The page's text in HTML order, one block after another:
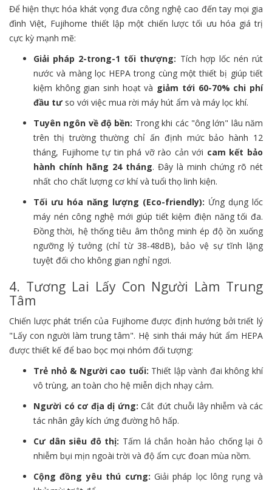
Để hiện thực hóa khát vọng đưa công nghệ cao đến tay mọi gia
đình Việt, Fujihome thiết lập một chiến lược tối ưu hóa giá trị
cực kỳ mạnh mẽ:
Giải pháp 2-trong-1 tối thượng: Tích hợp lốc nén rút
nước và màng lọc HEPA trong cùng một thiết bị giúp tiết
kiệm không gian sinh hoạt và giảm tới 60-70% chi phí
đầu tưso với việc mua rời máy hút ẩm và máy lọc khí.
Tuyên ngôn về độ bền: Trong khi các "ông lớn" lâu năm
trên thị trường thường chỉ ấn định mức bảo hành 12
tháng, Fujihome tự tin phá vỡ rào cản với cam kết bảo
hành chính hãng 24 tháng. Đây là minh chứng rõ nét
nhất cho chất lượng cơ khí và tuổi thọ linh kiện.
Tối ưu hóa năng lượng (Eco-friendly): Ứng dụng lốc
máy nén công nghệ mới giúp tiết kiệm điện năng tối đa.
Đồng thời, hệ thống tiêu âm thông minh ép độ ồn xuống
ngưỡng lý tưởng (chỉ từ 38-48dB), bảo vệ sự tĩnh lặng
tuyệt đối cho không gian nghỉ ngơi.
4. Tương Lai Lấy Con Người Làm Trung
Tâm
Chiến lược phát triển của Fujihome được định hướng bởi triết lý
"Lấy con người làm trung tâm". Hệ sinh thái máy hút ẩm HEPA
được thiết kế để bao bọc mọi nhóm đối tượng:
Trẻ nhỏ & Người cao tuổi: Thiết lập vành đai không khí
vô trùng, an toàn cho hệ miễn dịch nhạy cảm.
Người có cơ địa dị ứng: Cắt đứt chuỗi lây nhiễm và các
tác nhân gây kích ứng đường hô hấp.
Cư dân siêu đô thị: Tấm lá chắn hoàn hảo chống lại ô
nhiễm bụi mịn ngoài trời và độ ẩm cực đoan mùa nồm.
Cộng đồng yêu thú cưng: Giải pháp lọc lông rụng và